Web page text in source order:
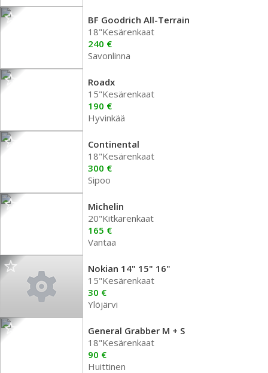
BF Goodrich All-Terrain
18"Kesärenkaat
240 €
Savonlinna
Roadx
15"Kesärenkaat
190 €
Hyvinkää
Continental
18"Kesärenkaat
300 €
Sipoo
Michelin
20"Kitkarenkaat
165 €
Vantaa
Nokian 14" 15" 16"
15"Kesärenkaat
30 €
Ylöjärvi
General Grabber M + S
18"Kesärenkaat
90 €
Huittinen